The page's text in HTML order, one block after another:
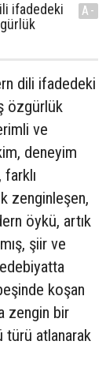
ifadedeki
A-
dili ifadedeki
özgürlük
ve
deneyim
zenginleşen,
öykü, artık
şiir ve
koşan
zengin bir
türü atlanarak